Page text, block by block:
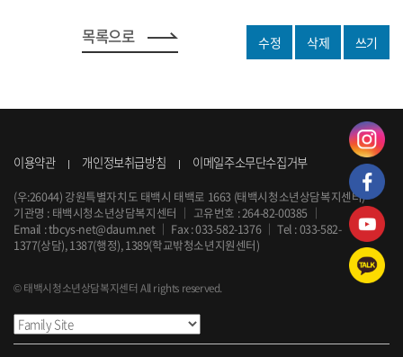
목록으로 수정 삭제 쓰기
이용약관 개인정보취급방침
이메일주소무단수집거부
(우:26044) 강원특별자치도 태백시 태백로 1663 (태백시청소년상담복지센터)
기관명 : 태백시청소년상담복지센터 ｜ 고유번호 : 264-82-00385 ｜
Email :tbcys-net@daum.net ｜ Fax : 033-582-1376｜Tel :033-582-
1377(상담), 1387(행정), 1389(학교밖청소년지원센터)
© 태백시청소년상담복지센터 All rights reserved.